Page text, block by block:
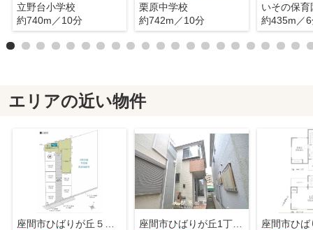
立野台小学校
約740m／10分
栗原中学校
約742m／10分
いその保育
約435m／
エリアの近い物件
座間市ひばりが丘1丁目 中古戸建て【仲介手数料無料】